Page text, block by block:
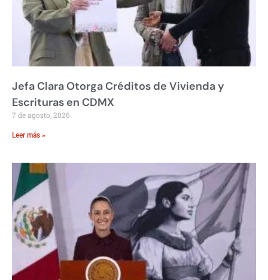
Jefa Clara Otorga Créditos de Vivienda y
Escrituras en CDMX
7 de agosto, 2026
Leer más »